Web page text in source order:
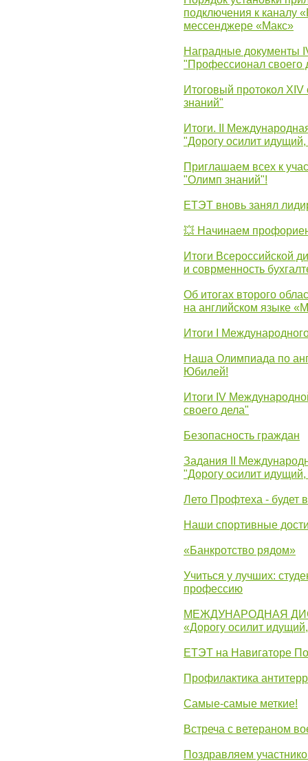
подключения к каналу
мессенджере «Макс»
Наградные документы
"Профессионал своего
Итоговый протокол
знаний"
Итоги. II
"Дорогу осилит
Приглашаем всех к
"Олимп знаний"!
ЕТЭТ вновь занял
💥 Начинаем
Итоги Всероссийской
и соврменность
Об итогах второго
на английском языке
Итоги I
Наша Олимпиада по
Юбилей!
Итоги IV
своего дела"
Безопасность граждан
Задания II
"Дорогу осилит
Лето Профтеха - будет
Наши спортивные
«Банкротство рядом»
Учиться у лучших:
профессию
МЕЖДУНАРОДНАЯ
«Дорогу осилит
ЕТЭТ на Навигаторе
Профилактика
Самые-самые меткие!
Встреча с ветераном
Поздравляем